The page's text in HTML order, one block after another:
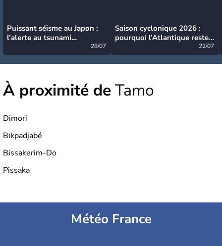
Puissant séisme au Japon :
l’alerte au tsunami
28/07
Saison cyclonique 2026 :
pourquoi l’Atlantique reste
22/07
À proximité deTamo
Dimori
Bikpadjabé
Bissakerim-Do
Pissaka
Météo France